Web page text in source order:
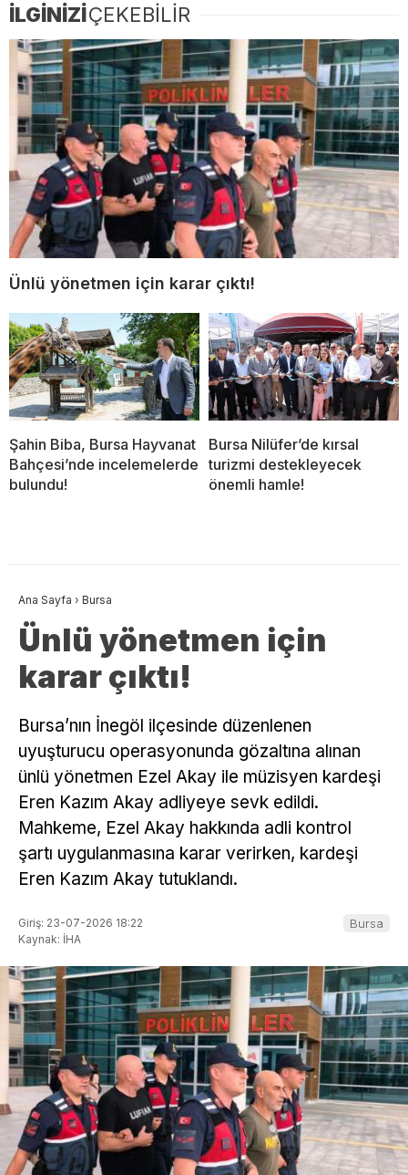
İLGİNİZİÇEKEBİLİR
Ünlü yönetmen için karar çıktı!
Şahin Biba, Bursa Hayvanat
Bahçesi’nde incelemelerde
bulundu!
Bursa Nilüfer’de kırsal
turizmi destekleyecek
önemli hamle!
Ana Sayfa › Bursa
Ünlü yönetmen için
karar çıktı!
Bursa’nın İnegöl ilçesinde düzenlenen
uyuşturucu operasyonunda gözaltına alınan
ünlü yönetmen Ezel Akay ile müzisyen kardeşi
Eren Kazım Akay adliyeye sevk edildi.
Mahkeme, Ezel Akay hakkında adli kontrol
şartı uygulanmasına karar verirken, kardeşi
Eren Kazım Akay tutuklandı.
Giriş: 23-07-2026 18:22
Kaynak: İHA
Bursa